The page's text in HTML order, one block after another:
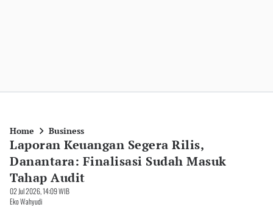
Home Business
Laporan Keuangan Segera Rilis,
Danantara: Finalisasi Sudah Masuk
Tahap Audit
02 Jul 2026, 14:09 WIB
Eko Wahyudi